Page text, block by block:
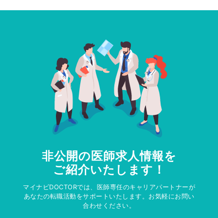
非公開の医師求人情報を
ご紹介いたします！
マイナビDOCTORでは、医師専任のキャリアパートナーが
あなたの転職活動をサポートいたします。お気軽にお問い
合わせください。